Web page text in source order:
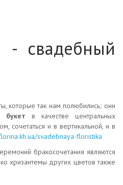
- свадебный
которые так нам полюбились; они
букет в качестве центральных
сочетаться и в вертикальной, и в
svadebnaya-floristika
бракосочетания являются
хризантемы других цветов также